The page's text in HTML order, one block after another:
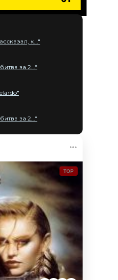
к..."
за 2..."
за 2..."
TOP